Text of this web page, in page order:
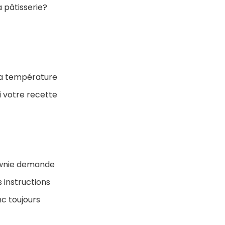
pâtisserie?
température
votre recette
demande
instructions
toujours